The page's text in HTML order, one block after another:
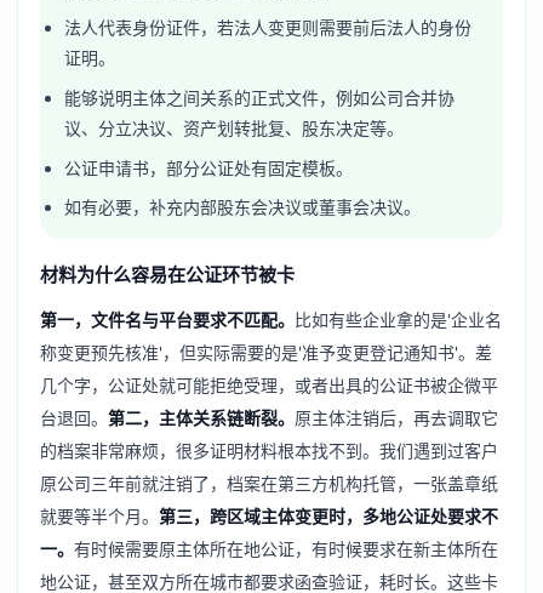
法人代表身份证件，若法人变更则需要前后法人的身份
证明。
能够说明主体之间关系的正式文件，例如公司合并协
议、分立决议、资产划转批复、股东决定等。
公证申请书，部分公证处有固定模板。
如有必要，补充内部股东会决议或董事会决议。
材料为什么容易在公证环节被卡
第一，文件名与平台要求不匹配。 比如有些企业拿的是'企业名
称变更预先核准'，但实际需要的是'准予变更登记通知书'。差
几个字，公证处就可能拒绝受理，或者出具的公证书被企微平
台退回。 第二，主体关系链断裂。 原主体注销后，再去调取它
的档案非常麻烦，很多证明材料根本找不到。我们遇到过客户
原公司三年前就注销了，档案在第三方机构托管，一张盖章纸
就要等半个月。 第三，跨区域主体变更时，多地公证处要求不
一。 有时候需要原主体所在地公证，有时候要求在新主体所在
地公证，甚至双方所在城市都要求函查验证，耗时长。这些卡